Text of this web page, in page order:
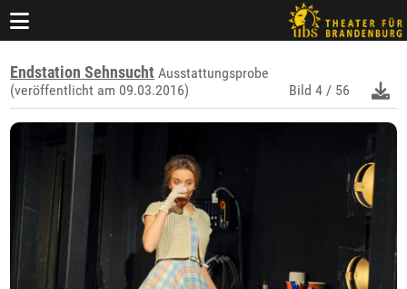
Endstation Sehnsucht Ausstattungsprobe
(veröffentlicht am 09.03.2016)
Bild 4 / 56